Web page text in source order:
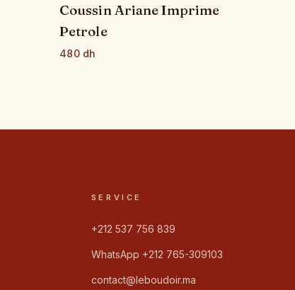
Coussin Ariane Imprime
Petrole
480 dh
SERVICE
+212 537 756 839
WhatsApp +212 765-309103
contact@leboudoir.ma